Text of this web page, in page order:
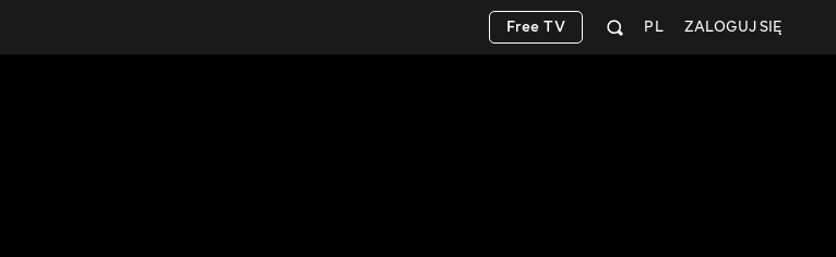
ZALOGUJ SIĘ
PL
Free TV